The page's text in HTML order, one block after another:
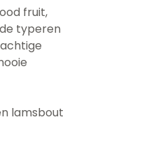
fruit,
typeren
lamsbout